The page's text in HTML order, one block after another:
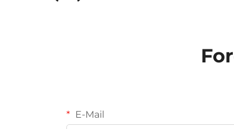
E-Mail